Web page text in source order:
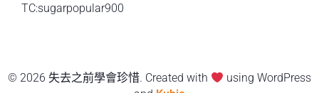
TC:sugarpopular900
© 2026 失去之前學會珍惜. Created with
using WordPress